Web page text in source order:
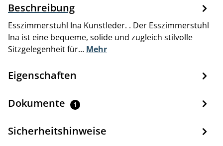
Beschreibung
Esszimmerstuhl Ina Kunstleder. . Der Esszimmerstuhl
Ina ist eine bequeme, solide und zugleich stilvolle
Sitzgelegenheit für… Mehr
Eigenschaften
Dokumente 1
Sicherheitshinweise